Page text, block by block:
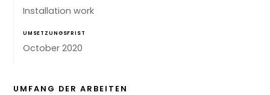
Installation work
UMSETZUNGSFRIST
October 2020
UMFANG DER ARBEITEN